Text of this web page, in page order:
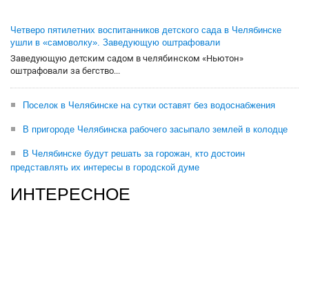
Четверо пятилетних воспитанников детского сада в Челябинске
ушли в «самоволку». Заведующую оштрафовали
Заведующую детским садом в челябинском «Ньютон»
оштрафовали за бегство...
Поселок в Челябинске на сутки оставят без водоснабжения
В пригороде Челябинска рабочего засыпало землей в колодце
В Челябинске будут решать за горожан, кто достоин
представлять их интересы в городской думе
ИНТЕРЕСНОЕ